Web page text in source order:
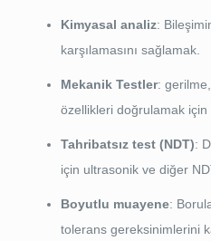
Kimyasal analiz:
karşılamasını sağlamak.
Mekanik Testler:
özellikleri doğrulamak için
Tahribatsız test (NDT):
için ultrasonik ve diğer
Boyutlu muayene:
tolerans gereksinimlerini